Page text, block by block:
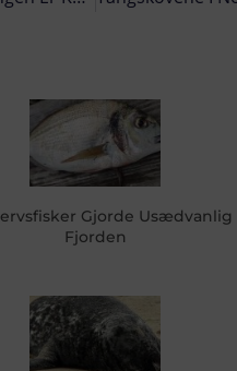
Gjorde Usædvanlig
Fjorden